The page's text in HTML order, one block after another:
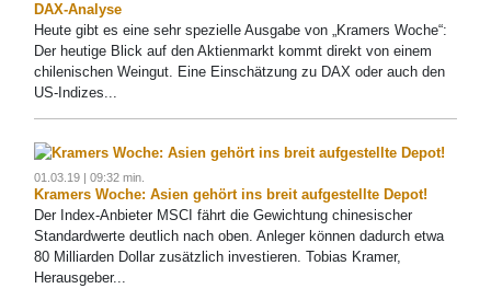
DAX-Analyse
Heute gibt es eine sehr spezielle Ausgabe von „Kramers Woche“:
Der heutige Blick auf den Aktienmarkt kommt direkt von einem
chilenischen Weingut. Eine Einschätzung zu DAX oder auch den
US-Indizes...
01.03.19 | 09:32 min.
Kramers Woche: Asien gehört ins breit aufgestellte Depot!
Der Index-Anbieter MSCI fährt die Gewichtung chinesischer
Standardwerte deutlich nach oben. Anleger können dadurch etwa
80 Milliarden Dollar zusätzlich investieren. Tobias Kramer,
Herausgeber...